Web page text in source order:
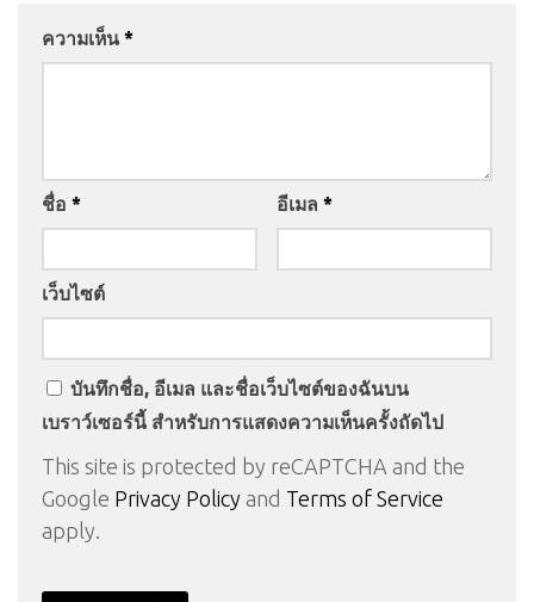
ความเห็น *
ชื่อ * อีเมล *
เว็บไซต์
บันทึกชื่อ, อีเมล และชื่อเว็บไซต์ของฉันบน
เบราว์เซอร์นี้ สำหรับการแสดงความเห็นครั้งถัดไป
This site is protected by reCAPTCHA and the
Google Privacy Policy and Terms of Service
apply.